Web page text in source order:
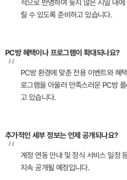
적으로 반영하여 늦지 않은 시일 내
릴 수 있도록 준비하고 있습니다.
PC방 혜택이나 프로그램이 확대되나요?
“
PC방 환경에 맞춘 전용 이벤트와 혜
로그램을 아울러 만족스러운 PC방
고 있습니다.
추가적인 세부 정보는 언제 공개되나요?
“
계정 연동 안내 및 정식 서비스 일정
지속 공개될 예정입니다.